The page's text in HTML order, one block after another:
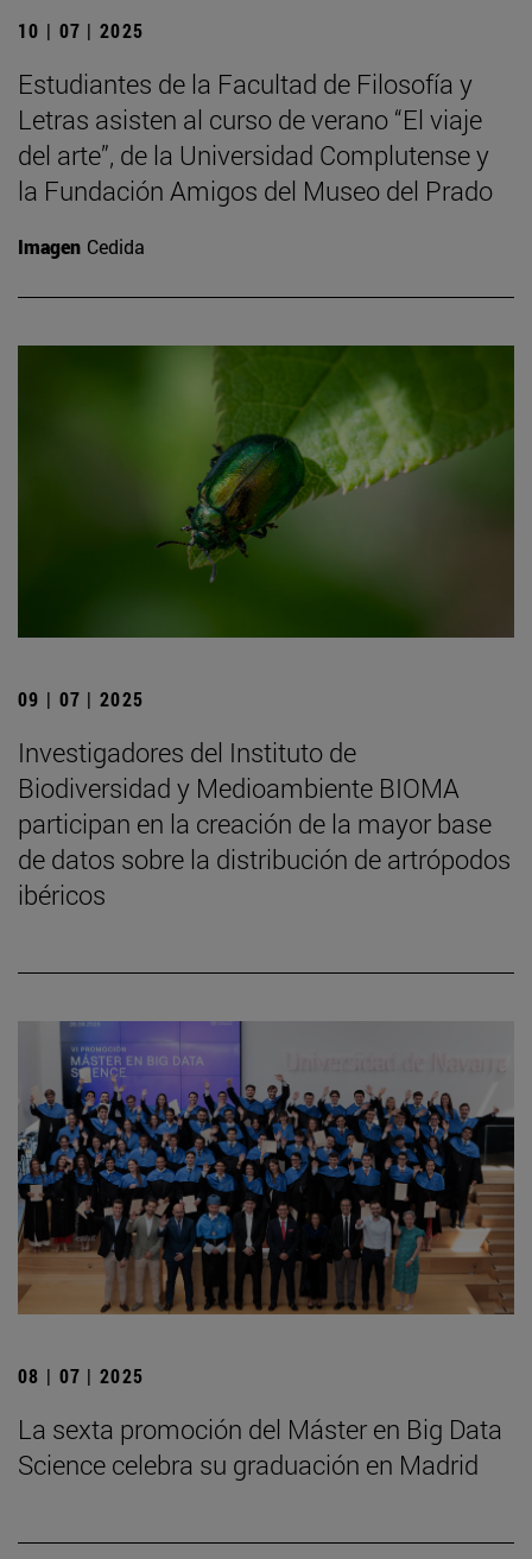
10 | 07 | 2025
Estudiantes de la Facultad de Filosofía y
Letras asisten al curso de verano “El viaje
del arte”, de la Universidad Complutense y
la Fundación Amigos del Museo del Prado
Imagen Cedida
09 | 07 | 2025
Investigadores del Instituto de
Biodiversidad y Medioambiente BIOMA
participan en la creación de la mayor base
de datos sobre la distribución de artrópodos
ibéricos
08 | 07 | 2025
La sexta promoción del Máster en Big Data
Science celebra su graduación en Madrid